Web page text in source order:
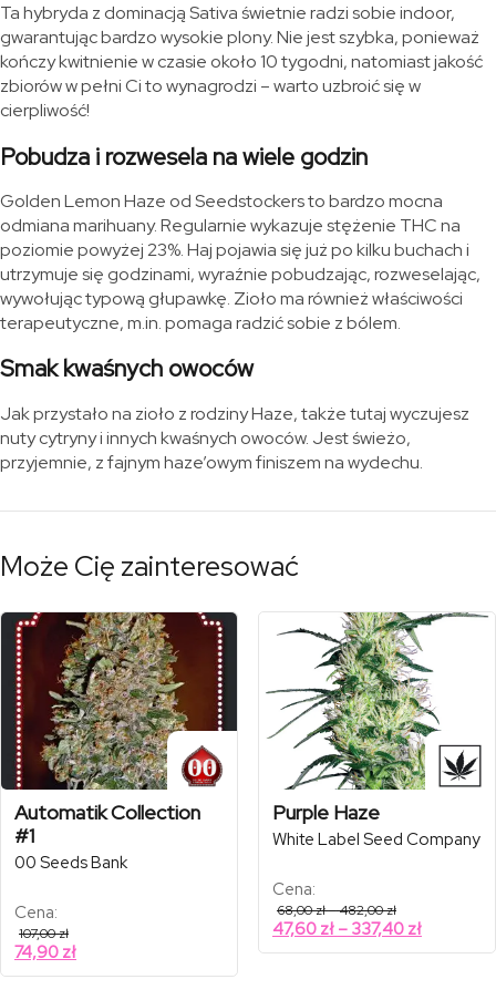
Ta hybryda z dominacją Sativa świetnie radzi sobie indoor,
gwarantując bardzo wysokie plony. Nie jest szybka, ponieważ
kończy kwitnienie w czasie około 10 tygodni, natomiast jakość
zbiorów w pełni Ci to wynagrodzi – warto uzbroić się w
cierpliwość!
Pobudza i rozwesela na wiele godzin
Golden Lemon Haze od Seedstockers to bardzo mocna
odmiana marihuany. Regularnie wykazuje stężenie THC na
poziomie powyżej 23%. Haj pojawia się już po kilku buchach i
utrzymuje się godzinami, wyraźnie pobudzając, rozweselając,
wywołując typową głupawkę. Zioło ma również właściwości
terapeutyczne, m.in. pomaga radzić sobie z bólem.
Smak kwaśnych owoców
Jak przystało na zioło z rodziny Haze, także tutaj wyczujesz
nuty cytryny i innych kwaśnych owoców. Jest świeżo,
przyjemnie, z fajnym haze’owym finiszem na wydechu.
Może Cię zainteresować
Automatik Collection
#1
00 Seeds Bank
Cena:
107,00zł
74,90 zł
Purple Haze
White Label Seed Company
Cena:
68,00zł–482,00złZakres
cen:
od
68,00 zł
47,60 zł – 337,40 złZakres
cen: